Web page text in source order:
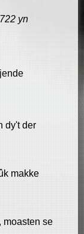
yn
dy't der
makke
moasten se